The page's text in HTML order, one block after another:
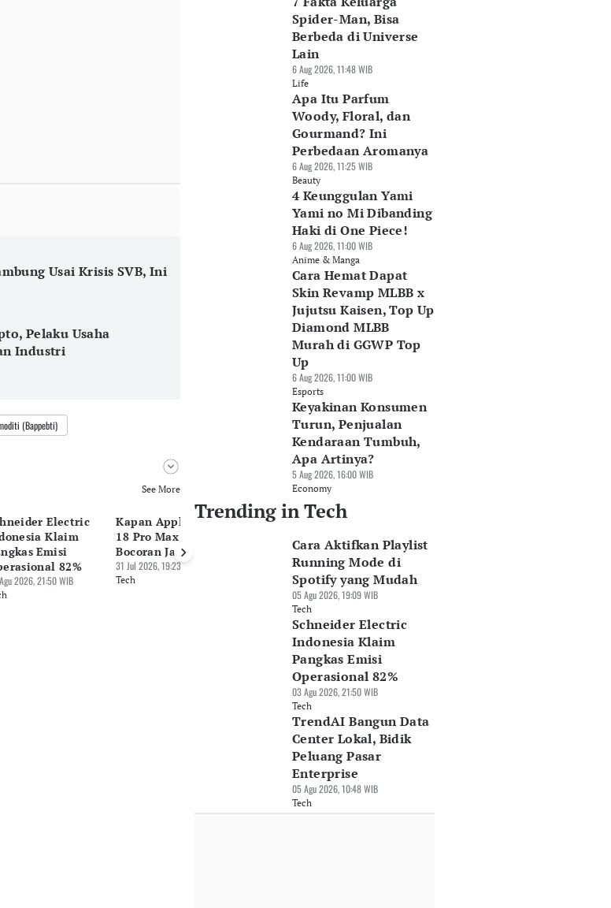
Usai Krisis SVB, Ini
Pelaku Usaha
Industri
(Bappebti)
See More
Electric
Klaim
Emisi
82%
2026, 21:50 WIB
Kapan Apple iPhone
18 Pro Max Rilis? Ini
Bocoran Jadwalnya
31 Jul 2026, 19:23 WIB
Tech
AI Claude Anthropic
Retas 3 Organisasi
Saat Uji Siber
31 Jul 2026, 16:19 WIB
Kanker, MRCCC
Siloam Semanggi
Boyong Empat
Teknologi Medis
Terbaru
Tech
Spider-Man, Bisa
Berbeda di Universe
Lain
6 Aug 2026, 11:48 WIB
Life
Apa Itu Parfum
Woody, Floral, dan
Gourmand? Ini
Perbedaan Aromanya
6 Aug 2026, 11:25 WIB
Beauty
4 Keunggulan Yami
Yami no Mi Dibanding
Haki di One Piece!
6 Aug 2026, 11:00 WIB
Anime & Manga
Cara Hemat Dapat
Skin Revamp MLBB x
Jujutsu Kaisen, Top Up
Diamond MLBB
Murah di GGWP Top
Up
6 Aug 2026, 11:00 WIB
Esports
Keyakinan Konsumen
Turun, Penjualan
Kendaraan Tumbuh,
Apa Artinya?
5 Aug 2026, 16:00 WIB
Economy
Trending in Tech
Cara Aktifkan Playlist
Running Mode di
Spotify yang Mudah
05 Agu 2026, 19:09 WIB
Tech
Schneider Electric
Indonesia Klaim
Pangkas Emisi
Operasional 82%
03 Agu 2026, 21:50 WIB
Tech
TrendAI Bangun Data
Center Lokal, Bidik
Peluang Pasar
Enterprise
05 Agu 2026, 10:48 WIB
Tech